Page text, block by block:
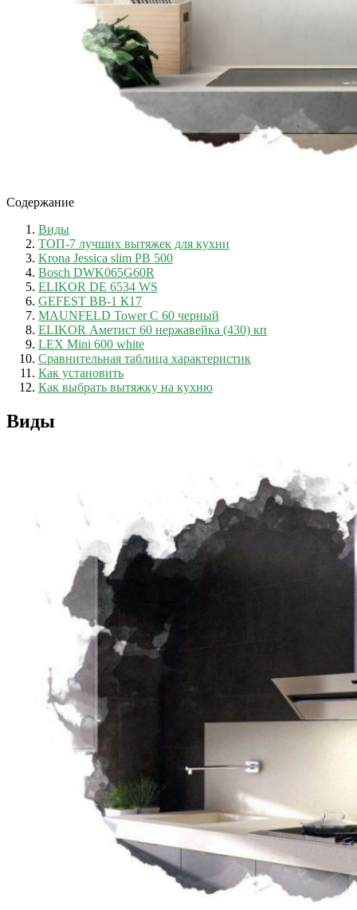
Содержание
Виды
ТОП-7 лучших вытяжек для кухни
Krona Jessica slim PB 500
Bosch DWK065G60R
ELIKOR DE 6534 WS
GEFEST ВВ-1 К17
MAUNFELD Tower C 60 черный
ELIKOR Аметист 60 нержавейка (430) кп
LEX Mini 600 white
Сравнительная таблица характеристик
Как установить
Как выбрать вытяжку на кухню
Виды